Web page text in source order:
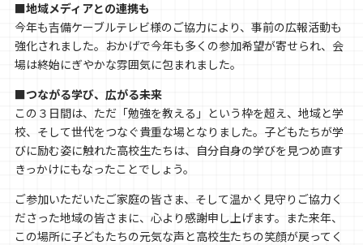
■地域メディアとの連携も
今年も吉備ケーブルテレビ様のご協力により、事前の広報活動も
強化されました。おかげで今年も多くの参加希望が寄せられ、会
場は終始にぎやかな雰囲気に包まれました。
■つながる学び、広がる未来
この３日間は、ただ「勉強を教える」という枠を超え、地域と学
校、そして世代をつなぐ貴重な場となりました。子どもたちが学
びに励む姿に触れた高校生たちは、自分自身の学びを見つめ直す
きっかけにもなったことでしょう。
ご参加いただいたご家庭の皆さま、そして温かく見守りご協力く
ださった地域の皆さまに、心より感謝申し上げます。また来年、
この場所に子どもたちの元気な声と高校生たちの笑顔が戻ってく